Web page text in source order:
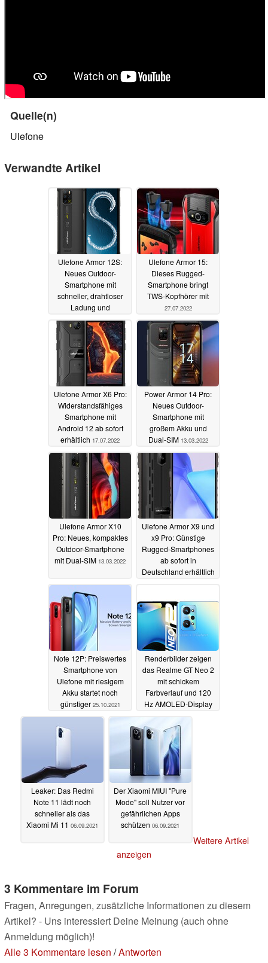
Quelle(n)
Ulefone
Verwandte Artikel
Ulefone Armor 12S:
Neues Outdoor-
Smartphone mit
schneller, drahtloser
Ladung und
antibakteriellem
Gehäuse11.12.2022
Ulefone Armor 15:
Dieses Rugged-
Smartphone bringt
TWS-Kopfhörer mit
27.07.2022
Ulefone Armor X6 Pro:
Widerstandsfähiges
Smartphone mit
Android 12 ab sofort
erhältlich 17.07.2022
Power Armor 14 Pro:
Neues Outdoor-
Smartphone mit
großem Akku und
Dual-SIM 13.03.2022
Ulefone Armor X10
Pro: Neues, kompaktes
Outdoor-Smartphone
mit Dual-SIM 13.03.2022
Ulefone Armor X9 und
x9 Pro: Günstige
Rugged-Smartphones
ab sofort in
Deutschland erhältlich
Note 12P: Preiswertes
Smartphone von
Ulefone mit riesigem
Akku startet noch
günstiger 25.10.2021
Renderbilder zeigen
das Realme GT Neo 2
mit schickem
Farbverlauf und 120
Hz AMOLED-Display
06.09.2021
Leaker: Das Redmi
Note 11 lädt noch
schneller als das
Xiaomi Mi 11 06.09.2021
Der Xiaomi MIUI "Pure
Mode" soll Nutzer vor
gefährlichen Apps
schützen 06.09.2021
Weitere Artikel
anzeigen
3 Kommentare im Forum
Fragen, Anregungen, zusätzliche Informationen zu diesem
Artikel? - Uns interessiert Deine Meinung (auch ohne
Anmeldung möglich)!
Alle 3 Kommentare lesen /Antworten